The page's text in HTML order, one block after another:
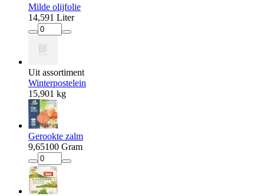
Milde olijfolie
14,591 Liter
Uit assortiment
Winterpostelein
15,901 kg
Gerookte zalm
9,65100 Gram